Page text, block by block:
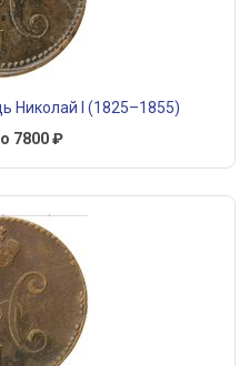
Николай I (1825–1855)
7800 ₽